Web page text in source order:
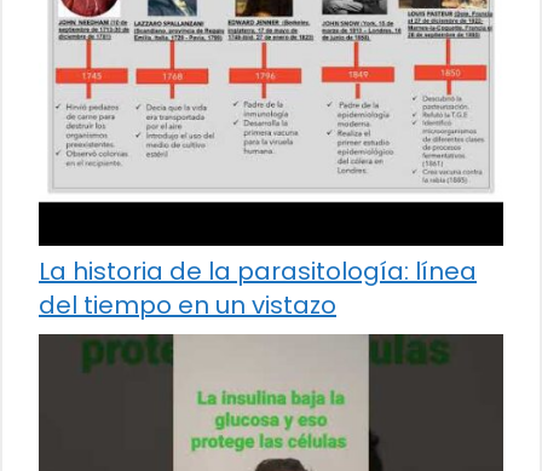
La historia de la parasitología: línea
del tiempo en un vistazo